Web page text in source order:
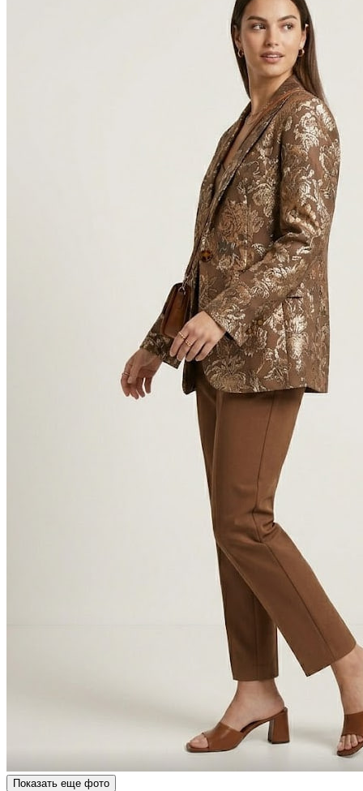
Показать еще фото